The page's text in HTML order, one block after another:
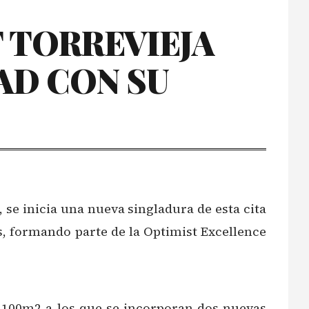
CON SU
inicia una nueva singladura de esta cita
formando parte de la Optimist Excellence